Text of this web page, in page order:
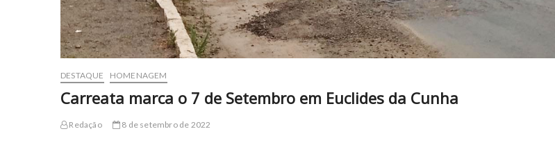
DESTAQUE HOMENAGEM
Carreata marca o 7 de Setembro em Euclides da Cunha
Redação 8 de setembro de 2022